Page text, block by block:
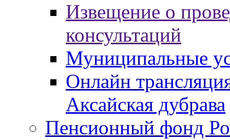
Извещение о
консультаций
Муниципальные
Онлайн
Аксайская дубрава
Пенсионный фонд